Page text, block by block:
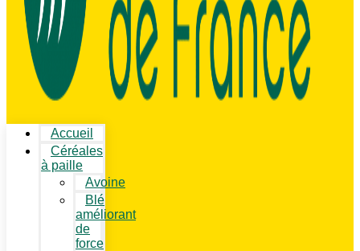
Accueil
Céréales
à paille
Avoine
Blé
améliorant
de
force